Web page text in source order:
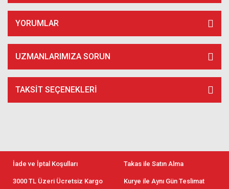
YORUMLAR
UZMANLARIMIZA SORUN
TAKSIT SEÇENEKLERI
İade ve İptal Koşulları Takas ile Satın Alma
3000 TL Üzeri Ücretsiz Kargo Kurye ile Aynı Gün Teslimat